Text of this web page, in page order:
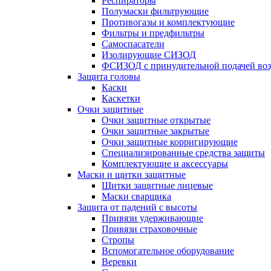
Полумаски фильтрующие
Противогазы и комплектующие
Фильтры и предфильтры
Самоспасатели
Изолирующие СИЗОД
ФСИЗОД с принудительной подачей
Защита головы
Каски
Каскетки
Очки защитные
Очки защитные открытые
Очки защитные закрытые
Очки защитные корригирующие
Специализированные средства защиты
Комплектующие и аксессуары
Маски и щитки защитные
Щитки защитные лицевые
Маски сварщика
Защита от падений с высоты
Привязи удерживающие
Привязи страховочные
Стропы
Вспомогательное оборудование
Веревки